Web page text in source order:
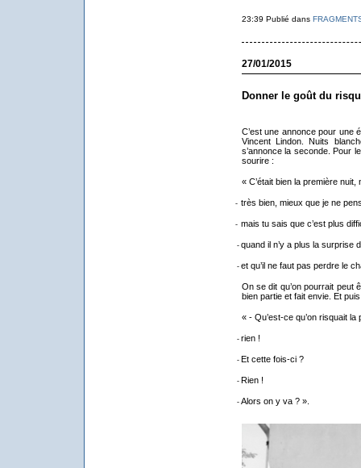
23:39 Publié dans
27/01/2015
Donner le goût du
C’est une annonce pour une
Vincent Lindon. Nuits
s’annonce la seconde. Pour
sourire :
« C’était bien la première nuit,
- très bien, mieux que je ne
- mais tu sais que c’est plus
- quand il n’y a plus la surprise
- et qu’il ne faut pas perdre le
On se dit qu’on pourrait peut
bien partie et fait envie. Et
« - Qu’est-ce qu’on risquait la
- rien !
- Et cette fois-ci ?
- Rien !
- Alors on y va ? ».